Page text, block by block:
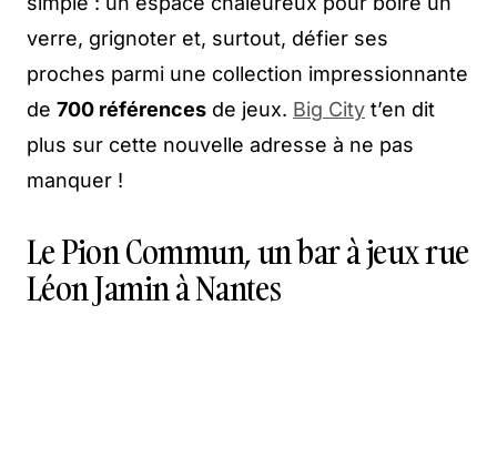
verre, grignoter et, surtout, défier ses
proches parmi une collection impressionnante
de 700 références de jeux. Big City t’en dit
plus sur cette nouvelle adresse à ne pas
manquer !
Le Pion Commun, un bar à jeux rue
Léon Jamin à Nantes